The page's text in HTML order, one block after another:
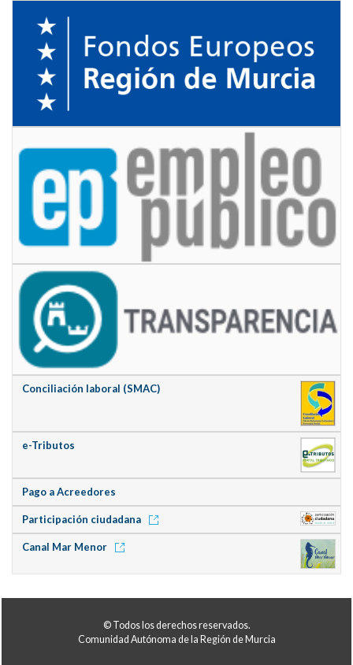
Conciliación laboral (SMAC)
e-Tributos
Pago a Acreedores
Participación ciudadana
Canal Mar Menor
© Todos los derechos reservados.
Comunidad Autónoma de la Región de Murcia